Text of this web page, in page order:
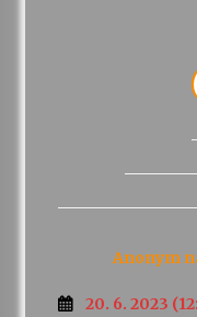
Anonym
20. 6. 2023